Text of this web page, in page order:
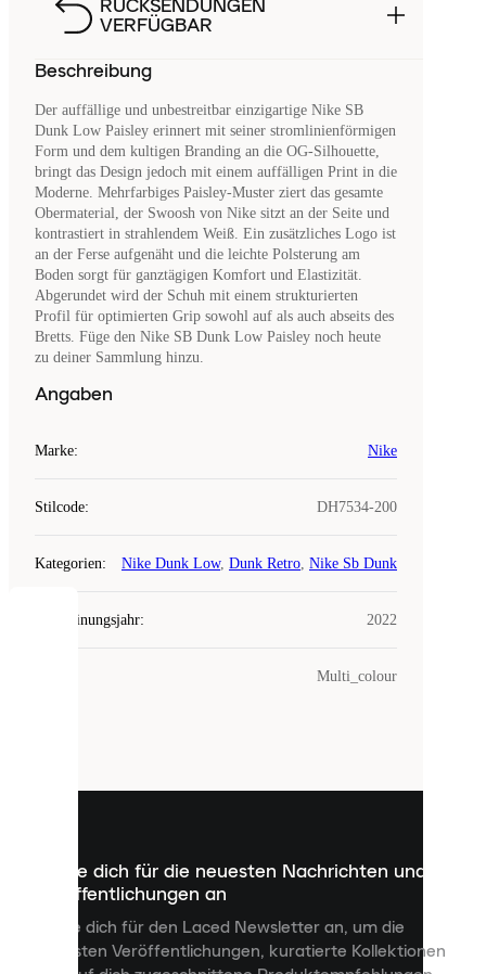
RÜCKSENDUNGEN
VERFÜGBAR
Beschreibung
Der auffällige und unbestreitbar einzigartige Nike SB
Dunk Low Paisley erinnert mit seiner stromlinienförmigen
Form und dem kultigen Branding an die OG-Silhouette,
bringt das Design jedoch mit einem auffälligen Print in die
Moderne. Mehrfarbiges Paisley-Muster ziert das gesamte
Obermaterial, der Swoosh von Nike sitzt an der Seite und
kontrastiert in strahlendem Weiß. Ein zusätzliches Logo ist
an der Ferse aufgenäht und die leichte Polsterung am
Boden sorgt für ganztägigen Komfort und Elastizität.
Abgerundet wird der Schuh mit einem strukturierten
Profil für optimierten Grip sowohl auf als auch abseits des
Bretts. Füge den Nike SB Dunk Low Paisley noch heute
zu deiner Sammlung hinzu.
Angaben
Marke: Nike
Stilcode: DH7534-200
Kategorien: Nike Dunk Low, Dunk Retro, Nike Sb Dunk
Erscheinungsjahr: 2022
Multi_colour
Melde dich für die neuesten Nachrichten und
Veröffentlichungen an
Melde dich für den Laced Newsletter an, um die
neuesten Veröffentlichungen, kuratierte Kollektionen
COOKIES
kleine
dienen,
Inhalte
anzuzeigen